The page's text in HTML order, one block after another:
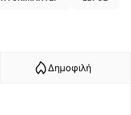
Δημοφιλή